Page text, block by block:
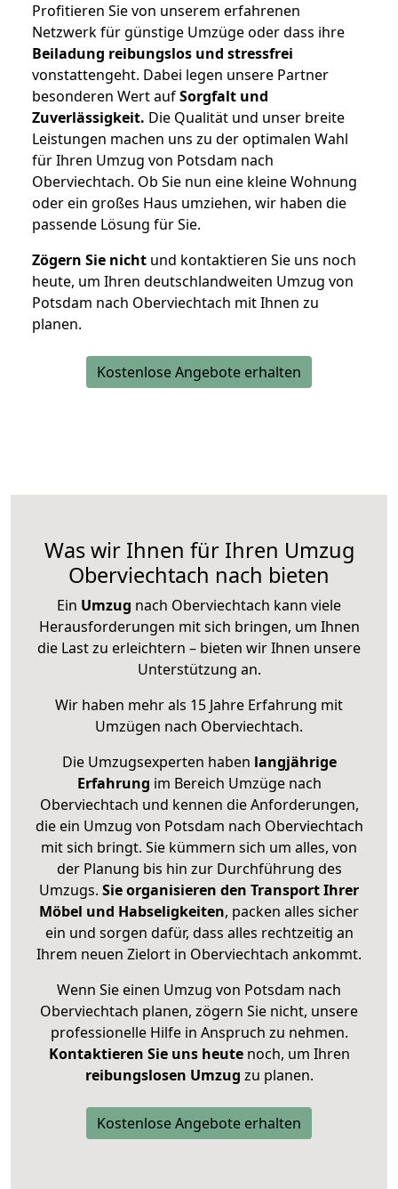
Profitieren Sie von unserem erfahrenen
Netzwerk für günstige Umzüge oder dass ihre
Beiladung reibungslos und stressfrei
vonstattengeht. Dabei legen unsere Partner
besonderen Wert aufSorgfalt und
Zuverlässigkeit. Die Qualität und unser breite
Leistungen machen uns zu der optimalen Wahl
für Ihren Umzug von Potsdam nach
Oberviechtach. Ob Sie nun eine kleine Wohnung
oder ein großes Haus umziehen, wir haben die
passende Lösung für Sie.
Zögern Sie nicht und kontaktieren Sie uns noch
heute, um Ihren deutschlandweiten Umzug von
Potsdam nach Oberviechtach mit Ihnen zu
planen.
Kostenlose Angebote erhalten
Was wir Ihnen für Ihren Umzug
Oberviechtach nach bieten
Ein Umzug nach Oberviechtach kann viele
Herausforderungen mit sich bringen, um Ihnen
die Last zu erleichtern – bieten wir Ihnen unsere
Unterstützung an.
Wir haben mehr als 15 Jahre Erfahrung mit
Umzügen nach Oberviechtach.
Die Umzugsexperten haben langjährige
Erfahrung im Bereich Umzüge nach
Oberviechtach und kennen die Anforderungen,
die ein Umzug von Potsdam nach Oberviechtach
mit sich bringt. Sie kümmern sich um alles, von
der Planung bis hin zur Durchführung des
Umzugs. Sie organisieren den Transport Ihrer
Möbel und Habseligkeiten, packen alles sicher
ein und sorgen dafür, dass alles rechtzeitig an
Ihrem neuen Zielort in Oberviechtach ankommt.
Wenn Sie einen Umzug von Potsdam nach
Oberviechtach planen, zögern Sie nicht, unsere
professionelle Hilfe in Anspruch zu nehmen.
Kontaktieren Sie uns heutenoch, um Ihren
reibungslosen Umzug zu planen.
Kostenlose Angebote erhalten